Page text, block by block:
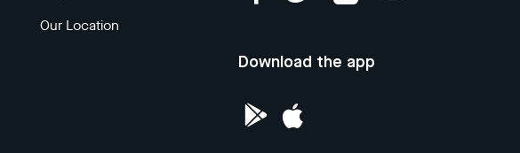
Our Location
Download the app